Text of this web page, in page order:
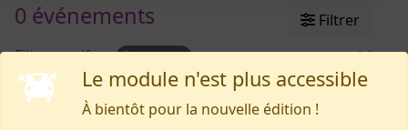
Le module n'est plus accessible
À bientôt pour la nouvelle édition !
0 événements
Filtrer
Filtres actifs :
À venir
Rien pour le moment